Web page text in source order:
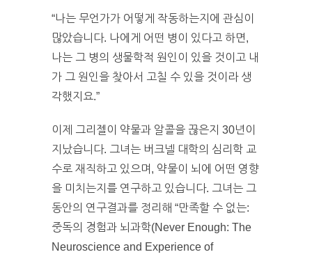
“나는 무언가가 어떻게 작동하는지에 관심이
많았습니다. 나에게 어떤 병이 있다고 하면,
나는 그 병의 생물학적 원인이 있을 것이고 내
가 그 원인을 찾아서 고칠 수 있을 것이라 생
각했지요.”
이제 그리젤이 약물과 알콜을 끊은지 30년이
지났습니다. 그녀는 버크넬 대학의 심리학 교
수로 재직하고 있으며, 약물이 뇌에 어떤 영향
을 미치는지를 연구하고 있습니다. 그녀는 그
동안의 연구결과를 정리해 “만족할 수 없는:
중독의 경험과 뇌과학(Never Enough: The
Neuroscience and Experience of